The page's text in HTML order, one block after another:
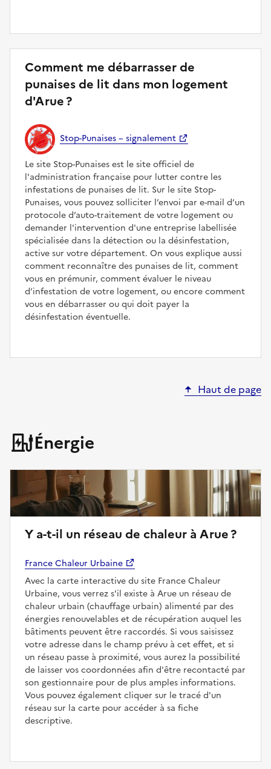
Comment me débarrasser de
punaises de lit dans mon logement
d'Arue ?
Stop-Punaises – signalement
Le site Stop-Punaises est le site officiel de
l'administration française pour lutter contre les
infestations de punaises de lit. Sur le site Stop-
Punaises, vous pouvez solliciter l’envoi par e-mail d’un
protocole d’auto-traitement de votre logement ou
demander l'intervention d'une entreprise labellisée
spécialisée dans la détection ou la désinfestation,
active sur votre département. On vous explique aussi
comment reconnaître des punaises de lit, comment
vous en prémunir, comment évaluer le niveau
d’infestation de votre logement, ou encore comment
vous en débarrasser ou qui doit payer la
désinfestation éventuelle.
Haut de page
Énergie
Y a-t-il un réseau de chaleur à Arue ?
France Chaleur Urbaine
Avec la carte interactive du site France Chaleur
Urbaine, vous verrez s'il existe à Arue un réseau de
chaleur urbain (chauffage urbain) alimenté par des
énergies renouvelables et de récupération auquel les
bâtiments peuvent être raccordés. Si vous saisissez
votre adresse dans le champ prévu à cet effet, et si
un réseau passe à proximité, vous aurez la possibilité
de laisser vos coordonnées afin d'être recontacté par
son gestionnaire pour de plus amples informations.
Vous pouvez également cliquer sur le tracé d'un
réseau sur la carte pour accéder à sa fiche
descriptive.